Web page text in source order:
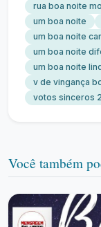
rua boa noite
um boa noite
um boa noite
um boa noite
um boa noite
v de vingança
votos sinceros
Você também